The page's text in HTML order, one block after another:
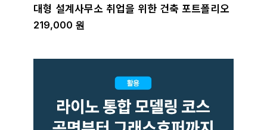
대형 설계사무소 취업을 위한 건축 포트폴리오
219,000 원